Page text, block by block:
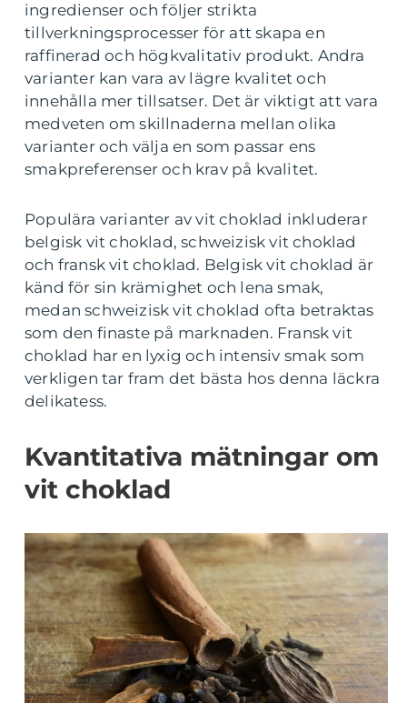
ingredienser och följer strikta
tillverkningsprocesser för att skapa en
raffinerad och högkvalitativ produkt. Andra
varianter kan vara av lägre kvalitet och
innehålla mer tillsatser. Det är viktigt att vara
medveten om skillnaderna mellan olika
varianter och välja en som passar ens
smakpreferenser och krav på kvalitet.
Populära varianter av vit choklad inkluderar
belgisk vit choklad, schweizisk vit choklad
och fransk vit choklad. Belgisk vit choklad är
känd för sin krämighet och lena smak,
medan schweizisk vit choklad ofta betraktas
som den finaste på marknaden. Fransk vit
choklad har en lyxig och intensiv smak som
verkligen tar fram det bästa hos denna läckra
delikatess.
Kvantitativa mätningar om
vit choklad